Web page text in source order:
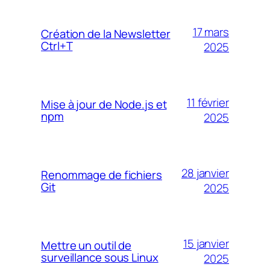
Création de la Newsletter
Ctrl+T
17 mars
2025
Mise à jour de Node.js et
npm
11 février
2025
Renommage de fichiers
Git
28 janvier
2025
Mettre un outil de
surveillance sous Linux
15 janvier
2025